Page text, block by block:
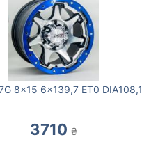
8x15 6x139,7 ET0 DIA108,1
3710 ₴